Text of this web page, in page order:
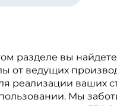
разделе вы
от ведущих
реализации ваших
Мы